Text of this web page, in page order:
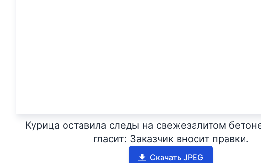
Курица оставила следы на свежезалитом
гласит: Заказчик вносит правки.
Скачать JPEG